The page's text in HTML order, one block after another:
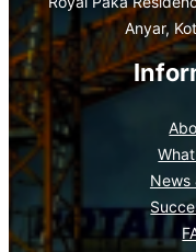
News
Anyar,